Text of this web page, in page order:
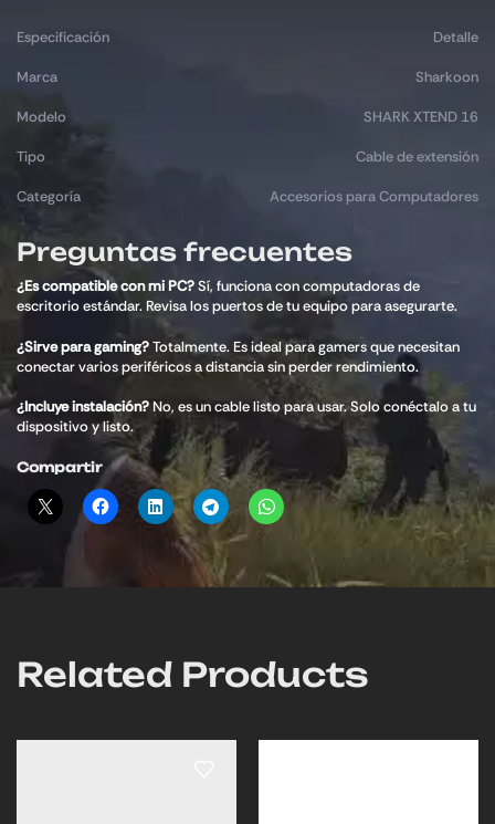
Especificación Detalle
Marca Sharkoon
Modelo SHARK XTEND 16
Tipo Cable de extensión
Categoría Accesorios para Computadores
Preguntas frecuentes
¿Es compatible con mi PC?Sí, funciona con computadoras de
escritorio estándar. Revisa los puertos de tu equipo para asegurarte.
¿Sirve para gaming?Totalmente. Es ideal para gamers que necesitan
conectar varios periféricos a distancia sin perder rendimiento.
¿Incluye instalación?No, es un cable listo para usar. Solo conéctalo a tu
dispositivo y listo.
Compartir
Related Products